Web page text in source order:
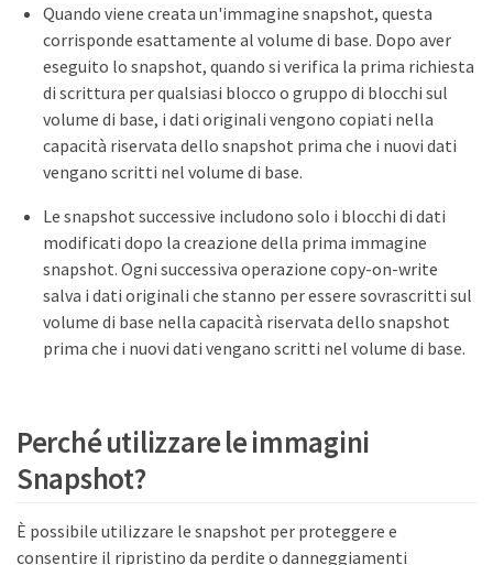
Quando viene creata un'immagine snapshot, questa
corrisponde esattamente al volume di base. Dopo aver
eseguito lo snapshot, quando si verifica la prima richiesta
di scrittura per qualsiasi blocco o gruppo di blocchi sul
volume di base, i dati originali vengono copiati nella
capacità riservata dello snapshot prima che i nuovi dati
vengano scritti nel volume di base.
Le snapshot successive includono solo i blocchi di dati
modificati dopo la creazione della prima immagine
snapshot. Ogni successiva operazione copy-on-write
salva i dati originali che stanno per essere sovrascritti sul
volume di base nella capacità riservata dello snapshot
prima che i nuovi dati vengano scritti nel volume di base.
Perché utilizzare le immagini
Snapshot?
È possibile utilizzare le snapshot per proteggere e
consentire il ripristino da perdite o danneggiamenti